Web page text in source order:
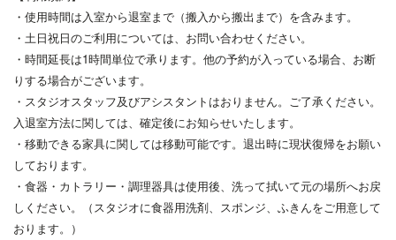
・使用時間は入室から退室まで（搬入から搬出まで）を含みます。
・土日祝日のご利用については、お問い合わせください。
・時間延長は1時間単位で承ります。他の予約が入っている場合、 お断
りする場合がございます。
・スタジオスタッフ及びアシスタントはおりません。ご了承ください。
入退室方法に関しては、確定後にお知らせいたします。
・移動できる家具に関しては移動可能です。退出時に現状復帰をお願い
しております。
・食器・カトラリー・調理器具は使用後、洗って拭いて元の場所へお戻
しください。（スタジオに食器用洗剤、スポンジ、 ふきんをご用意して
おります。）